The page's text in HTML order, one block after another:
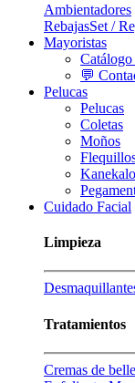
Ambientadores
RebajasSet /
Mayoristas
💬
Pelucas
Pelucas
Coletas
Moños
Cuidado Facial
Limpieza
Tratamientos
Cremas de